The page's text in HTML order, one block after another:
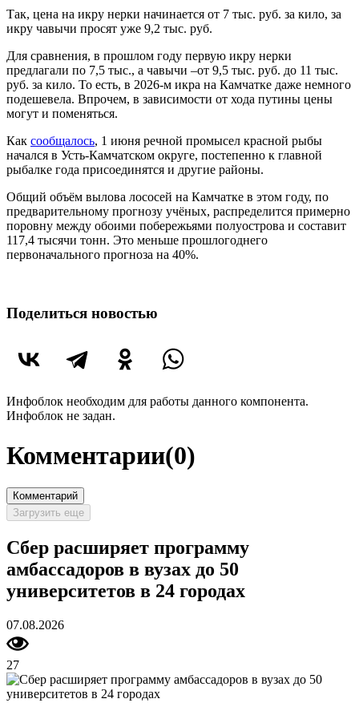
Так, цена на икру нерки начинается от 7 тыс. руб. за кило, за
икру чавычи просят уже 9,2 тыс. руб.
Для сравнения, в прошлом году первую икру нерки
предлагали по 7,5 тыс., а чавычи –от 9,5 тыс. руб. до 11 тыс.
руб. за кило. То есть, в 2026-м икра на Камчатке даже немного
подешевела. Впрочем, в зависимости от хода путины цены
могут и поменяться.
Как сообщалось, 1 июня речной промысел красной рыбы
начался в Усть-Камчатском округе, постепенно к главной
рыбалке года присоединятся и другие районы.
Общий объём вылова лососей на Камчатке в этом году, по
предварительному прогнозу учёных, распределится примерно
поровну между обоими побережьями полуострова и составит
117,4 тысячи тонн. Это меньше прошлогоднего
первоначального прогноза на 40%.
Поделиться новостью
Инфоблок необходим для работы данного компонента.
Инфоблок не задан.
Комментарии(0)
Комментарий
Загрузить еще
Сбер расширяет программу
амбассадоров в вузах до 50
университетов в 24 городах
07.08.2026
27